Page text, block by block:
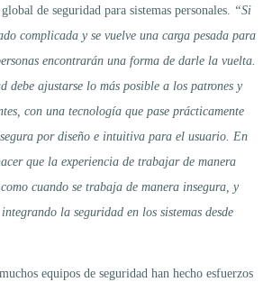
de seguridad para sistemas personales. “Si
complicada y se vuelve una carga pesada para
encontrarán una forma de darle la vuelta.
debe ajustarse lo más posible a los patrones y
con una tecnología que pase prácticamente
por diseño e intuitiva para el usuario. En
que la experiencia de trabajar de manera
cuando se trabaja de manera insegura, y
la seguridad en los sistemas desde
equipos de seguridad han hecho esfuerzos